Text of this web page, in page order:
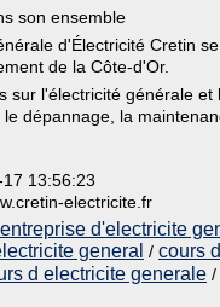
son ensemble
d'Électricité Cretin
de la Côte-d'Or.
sur l'électricité générale et
dépannage, la
13:56:23
electricite.fr
entreprise d'electricite
general / cours
d electricite generale /